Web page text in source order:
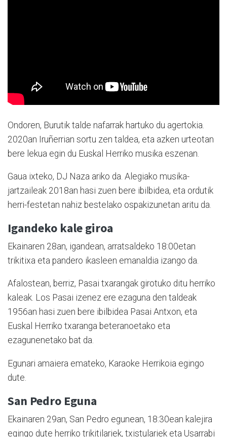
Ondoren, Burutik talde nafarrak hartuko du agertokia.
2020an Iruñerrian sortu zen taldea, eta azken urteotan
bere lekua egin du Euskal Herriko musika eszenan.
Gaua ixteko, DJ Naza ariko da. Alegiako musika-
jartzaileak 2018an hasi zuen bere ibilbidea, eta ordutik
herri-festetan nahiz bestelako ospakizunetan aritu da.
Igandeko kale giroa
Ekainaren 28an, igandean, arratsaldeko 18:00etan
trikitixa eta pandero ikasleen emanaldia izango da.
Afalostean, berriz, Pasai txarangak girotuko ditu herriko
kaleak. Los Pasai izenez ere ezaguna den taldeak
1956an hasi zuen bere ibilbidea Pasai Antxon, eta
Euskal Herriko txaranga beteranoetako eta
ezagunenetako bat da.
Egunari amaiera emateko, Karaoke Herrikoia egingo
dute.
San Pedro Eguna
Ekainaren 29an, San Pedro egunean, 18:30ean kalejira
egingo dute herriko trikitilariek, txistulariek eta Usarrabi